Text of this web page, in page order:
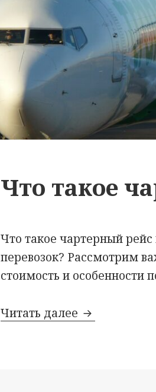
Что такое
Что такое чартерный
перевозок? Рассмотрим
стоимость и особенности
Читать далее Что такое